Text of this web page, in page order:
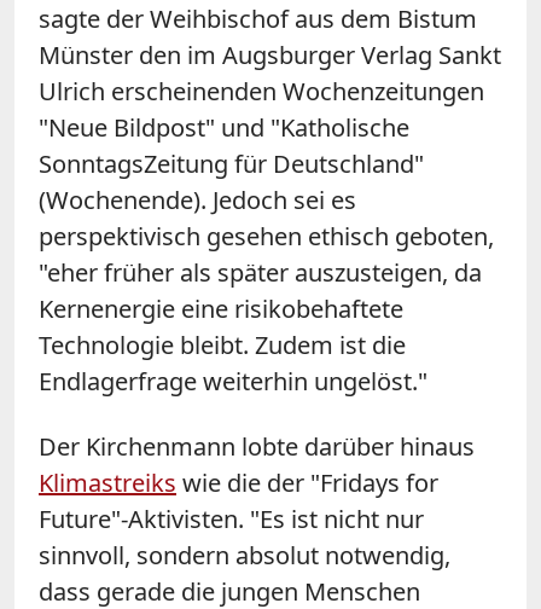
sagte der Weihbischof aus dem Bistum
Münster den im Augsburger Verlag Sankt
Ulrich erscheinenden Wochenzeitungen
"Neue Bildpost" und "Katholische
SonntagsZeitung für Deutschland"
(Wochenende). Jedoch sei es
perspektivisch gesehen ethisch geboten,
"eher früher als später auszusteigen, da
Kernenergie eine risikobehaftete
Technologie bleibt. Zudem ist die
Endlagerfrage weiterhin ungelöst."
Der Kirchenmann lobte darüber hinaus
Klimastreiks wie die der "Fridays for
Future"-Aktivisten. "Es ist nicht nur
sinnvoll, sondern absolut notwendig,
dass gerade die jungen Menschen